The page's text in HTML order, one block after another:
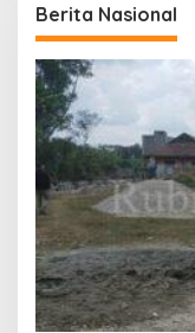
Berita Nasional